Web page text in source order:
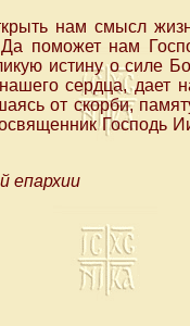
нам смысл
поможет нам
истину о силе
сердца, дает
от скорби,
Господь
епархии